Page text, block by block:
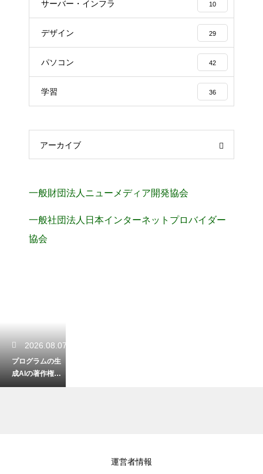
サーバー・インフラ 10
デザイン 29
パソコン 42
学習 36
アーカイブ
一般財団法人ニューメディア開発協会
一般社団法人日本インターネットプロバイダー
協会
2026.08.07
プログラムの生
成AIの著作権の
問題！作成した
運営者情報